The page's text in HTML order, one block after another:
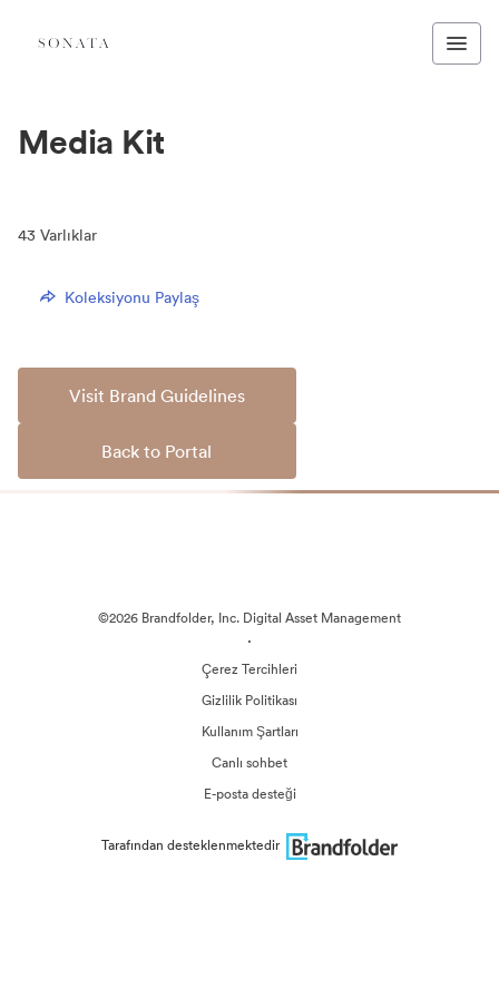
Media Kit
43 Varlıklar
Koleksiyonu Paylaş
Visit Brand Guidelines
Back to Portal
©2026 Brandfolder, Inc. Digital Asset Management
·
Çerez Tercihleri
Gizlilik Politikası
Kullanım Şartları
Canlı sohbet
E-posta desteği
Tarafından desteklenmektedir